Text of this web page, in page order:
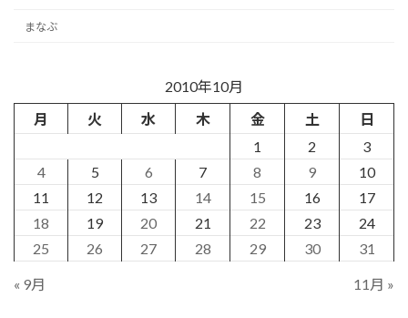
まなぶ
2010年10月
月
火 水 木 金 土
日
1
2
3
4
5 6 7 8 9
10
11
12 13 14 15 16
17
18
19 20 21 22 23
24
25
26 27 28 29 30 31
« 9月 11月 »